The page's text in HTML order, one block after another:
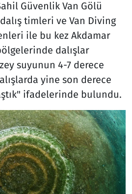
Güvenlik Van Gölü
timleri ve Van Diving
ile bu kez Akdamar
dalışlar
suyunun 4-7 derece
yine son derece
ifadelerinde bulundu.